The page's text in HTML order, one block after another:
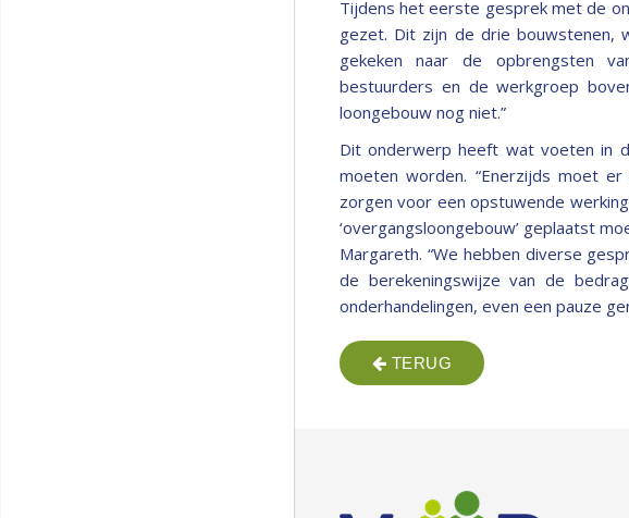
Tijdens het eerste gesprek met de
gezet. Dit zijn de drie bouwstenen,
gekeken naar de opbrengsten
bestuurders en de werkgroep
loongebouw nog niet.”
Dit onderwerp heeft wat voeten in
moeten worden. “Enerzijds moet
zorgen voor een opstuwende
‘overgangsloongebouw’ geplaatst
Margareth. “We hebben diverse
de berekeningswijze van de
onderhandelingen, even een pauze
TERUG